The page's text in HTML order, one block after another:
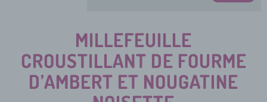
MILLEFEUILLE
CROUSTILLANT DE FOURME
D’AMBERT ET NOUGATINE